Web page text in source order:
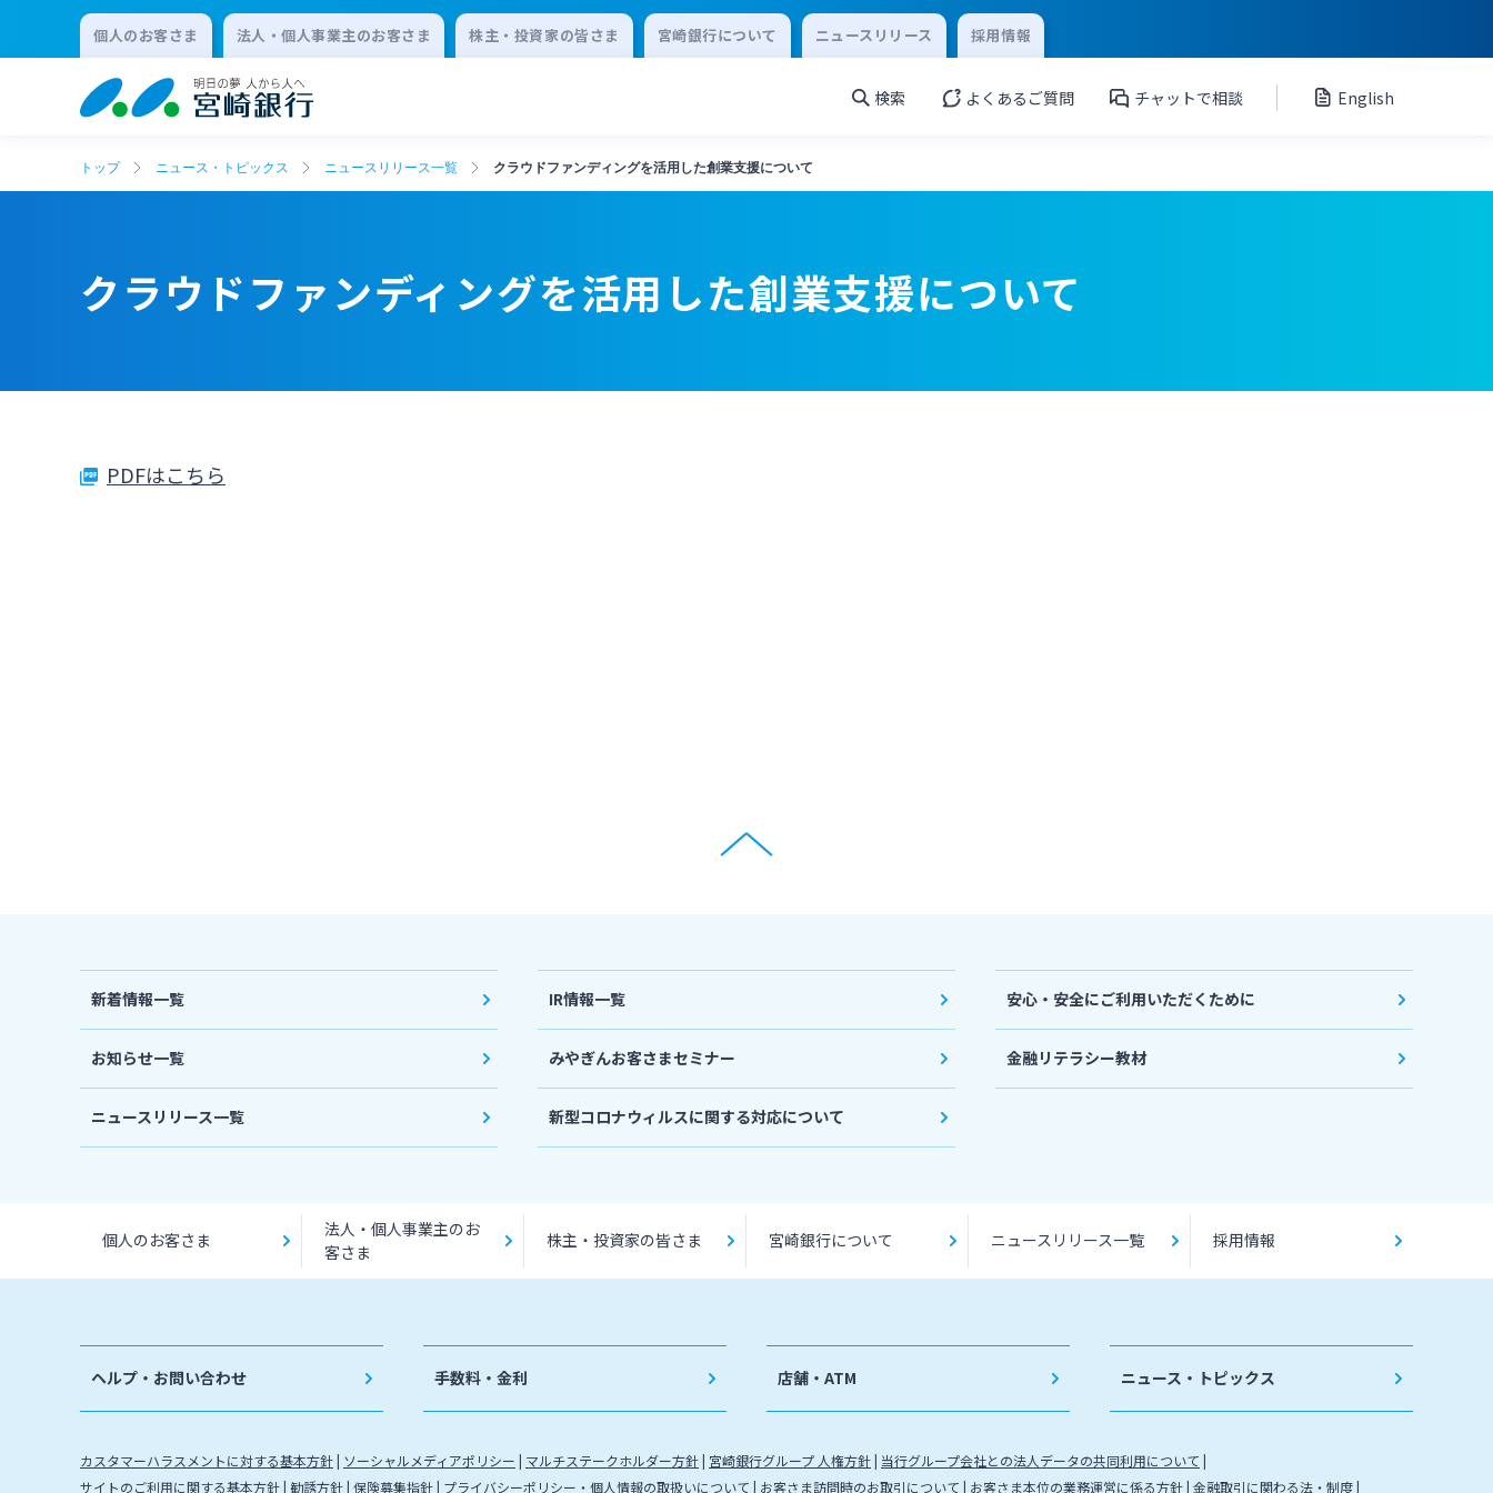
個人のお客さま 法人・個人事業主のお客さま 株主・投資家の皆さま 宮崎銀行について ニュースリリース 採用情報
検索 よくあるご質問 チャットで相談 English
トップ ニュース・トピックス ニュースリリース一覧 クラウドファンディングを活用した創業支援について
クラウドファンディングを活用した創業支援について
PDFはこちら
新着情報一覧
お知らせ一覧
ニュースリリース一覧
IR情報一覧
みやぎんお客さまセミナー
新型コロナウィルスに関する対応について
安心・安全にご利用いただくために
金融リテラシー教材
個人のお客さま
法人・個人事業主のお
客さま
株主・投資家の皆さま 宮崎銀行について ニュースリリース一覧 採用情報
ヘルプ・お問い合わせ 手数料・金利 店舗・ATM ニュース・トピックス
カスタマーハラスメントに対する基本方針 ソーシャルメディアポリシー マルチステークホルダー方針 宮崎銀行グループ 人権方針 当行グループ会社との法人データの共同利用について
サイトのご利用に関する基本方針 勧誘方針 保険募集指針 プライバシーポリシー・個人情報の取扱いについて お客さま訪問時のお取引について お客さま本位の業務運営に係る方針 金融取引に関わる法・制度